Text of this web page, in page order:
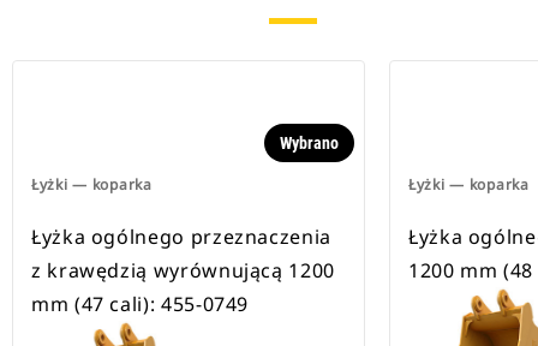
Łyżki — koparka
Wybrano
Łyżka ogólnego przeznaczenia
z krawędzią wyrównującą 1200
mm (47 cali): 455-0749
Łyżki — koparka
Łyżka
1200 mm